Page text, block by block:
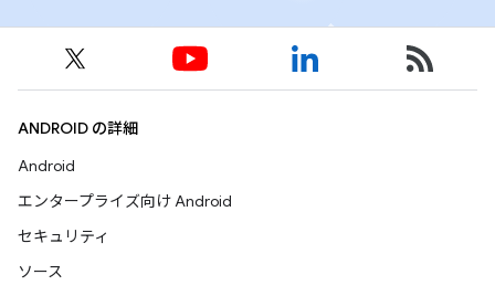
ANDROID の詳細
Android
エンタープライズ向け Android
セキュリティ
ソース